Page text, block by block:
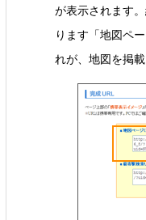
が表示されます
ります「地図ペ
れが、地図を掲